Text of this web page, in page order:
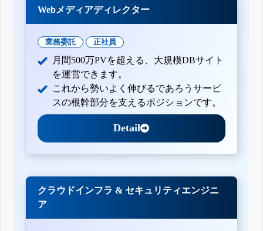
Webメディアディレクター
業務委託 正社員
月間500万PVを超える、大規模DBサイト
を運営できます。
これから勢いよく伸びるであろうサービ
スの根幹部分を支えるポジションです。
Detail
クラウドインフラ & セキュリティエンジニ
ア